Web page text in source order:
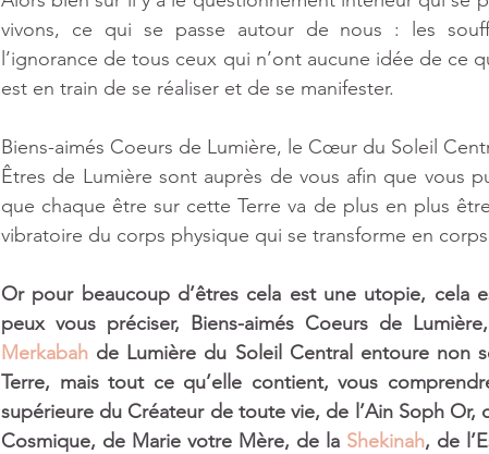
vivons, ce qui se passe autour de nous : les
l’ignorance de tous ceux qui n’ont aucune idée de ce
est en train de se réaliser et de se manifester.
Biens-aimés Coeurs de Lumière, le Cœur du Soleil
Êtres de Lumière sont auprès de vous afin que vous
que chaque être sur cette Terre va de plus en plus
vibratoire du corps physique qui se transforme en
Or pour beaucoup d’êtres cela est une utopie, cela
Merkabah de Lumière du Soleil Central entoure non
Terre, mais tout ce qu’elle contient, vous
supérieure du Créateur de toute vie, de l’Ain Soph Or,
Cosmique, de Marie votre Mère, de la Shekinah, de